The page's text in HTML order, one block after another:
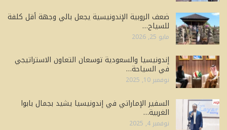
ضعف الروبية الإندونيسية يجعل بالي وجهة أقل كلفة
للسياح…
مايو 25, 2026
إندونيسيا والسعودية توسعان التعاون الاستراتيجي
في السياحة…
نوفمبر 10, 2025
السفير الإماراتي في إندونيسيا يشيد بجمال بابوا
الغربية…
نوفمبر 4, 2025